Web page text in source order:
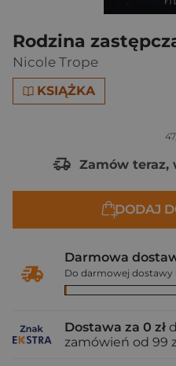
Rodzina
Nicole Trope
KSIĄŻKA
Zamów teraz,
DODAJ
Darmowa
Do darmowej dostawy
Dostawa za 0 zł
zamówień od 99